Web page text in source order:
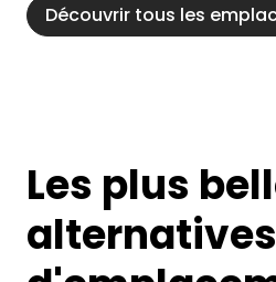
Découvrir tous les
Les plus
alternatives